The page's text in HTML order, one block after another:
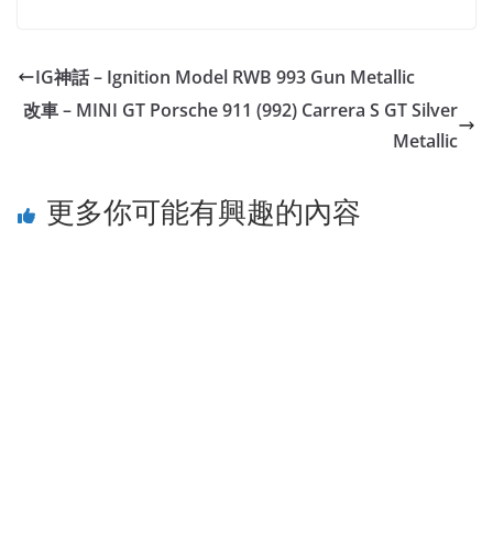
IG神話 – Ignition Model RWB 993 Gun Metallic
改車 – MINI GT Porsche 911 (992) Carrera S GT Silver
Metallic
更多你可能有興趣的內容